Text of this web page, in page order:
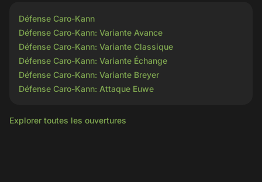
Défense Caro-Kann
Défense Caro-Kann: Variante Avance
Défense Caro-Kann: Variante Classique
Défense Caro-Kann: Variante Échange
Défense Caro-Kann: Variante Breyer
Défense Caro-Kann: Attaque Euwe
Explorer toutes les ouvertures